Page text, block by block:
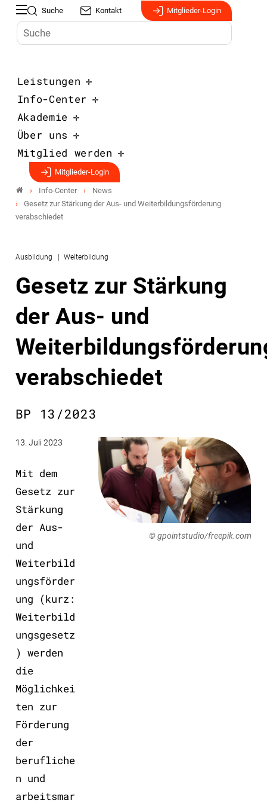
Suche Kontakt Mitglieder-Login
Leistungen
Info-Center
Akademie
Über uns
Mitglied werden
Mitglieder-Login
Info-Center
News
Gesetz zur Stärkung der Aus- und Weiterbildungsförderung
verabschiedet
Ausbildung Weiterbildung
Gesetz zur Stärkung
der Aus- und
verabschiedet
BP 13/2023
13. Juli 2023
Mit dem
Gesetz zur
Stärkung
der Aus-
und
Weiterbild
ungsförder
ung (kurz:
Weiterbild
ungsgesetz
) werden
die
Möglichkei
ten zur
Förderung
der
berufliche
n und
arbeitsmar
© gpointstudio/freepik.com